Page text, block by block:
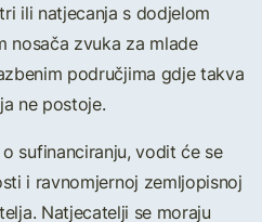
ili natjecanja s dodjelom
nosača zvuka za mlade
područjima gdje takva
ne postoje.
sufinanciranju, vodit će se
i ravnomjernoj zemljopisnoj
Natjecatelji se moraju